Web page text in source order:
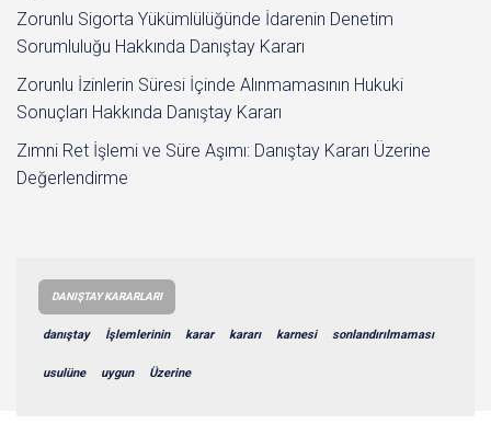
Zorunlu Sigorta Yükümlülüğünde İdarenin Denetim
Sorumluluğu Hakkında Danıştay Kararı
Zorunlu İzinlerin Süresi İçinde Alınmamasının Hukuki
Sonuçları Hakkında Danıştay Kararı
Zımni Ret İşlemi ve Süre Aşımı: Danıştay Kararı Üzerine
Değerlendirme
DANIŞTAY KARARLARI
danıştay İşlemlerinin karar kararı karnesi sonlandırılmaması
usulüne uygun Üzerine